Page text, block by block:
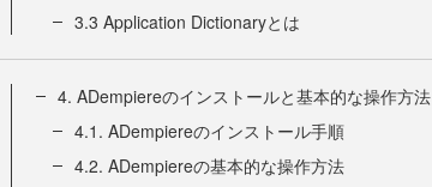
3.3 Application Dictionaryとは
4. ADempiereのインストールと基本的な操作方法
4.1. ADempiereのインストール手順
4.2. ADempiereの基本的な操作方法